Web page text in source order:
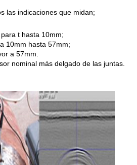
las indicaciones que midan;
t hasta 10mm;
10mm hasta 57mm;
a 57mm.
nominal más delgado de las juntas.